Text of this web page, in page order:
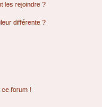
les rejoindre ?
différente ?
ce forum !